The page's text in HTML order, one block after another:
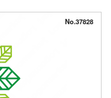
No.37828